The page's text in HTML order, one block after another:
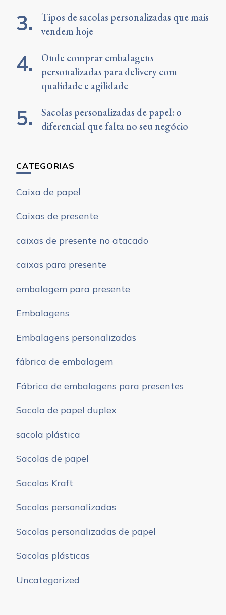
Tipos de sacolas personalizadas que mais
vendem hoje
Onde comprar embalagens
personalizadas para delivery com
qualidade e agilidade
Sacolas personalizadas de papel: o
diferencial que falta no seu negócio
CATEGORIAS
Caixa de papel
Caixas de presente
caixas de presente no atacado
caixas para presente
embalagem para presente
Embalagens
Embalagens personalizadas
fábrica de embalagem
Fábrica de embalagens para presentes
Sacola de papel duplex
sacola plástica
Sacolas de papel
Sacolas Kraft
Sacolas personalizadas
Sacolas personalizadas de papel
Sacolas plásticas
Uncategorized